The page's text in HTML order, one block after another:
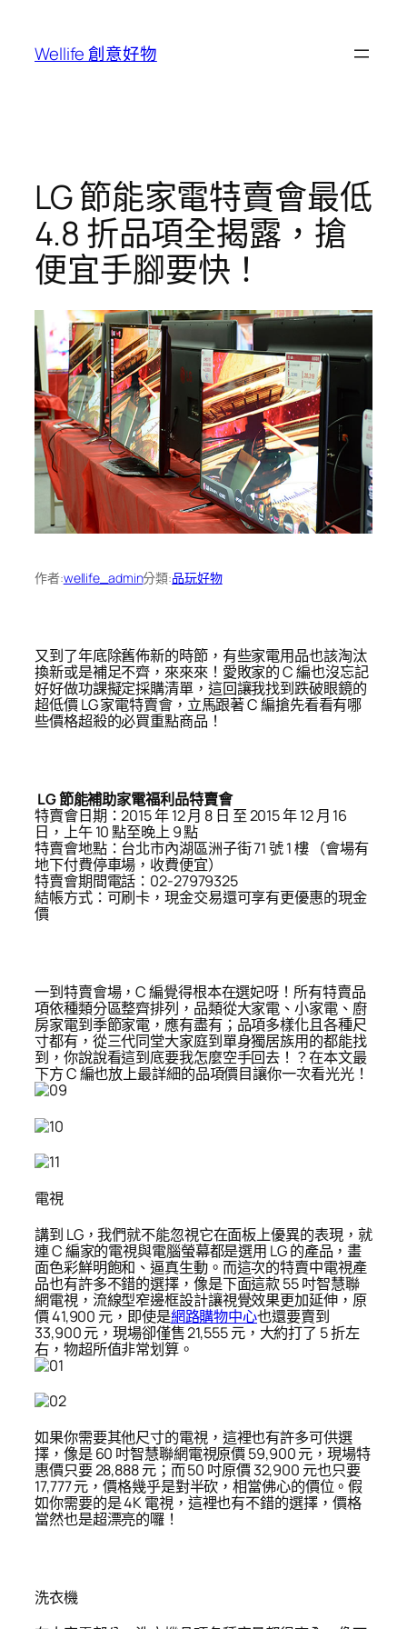
Wellife 創意好物
LG 節能家電特賣會最低
4.8 折品項全揭露，搶
便宜手腳要快！
作者:wellife_admin分類:品玩好物
又到了年底除舊佈新的時節，有些家電用品也該淘汰
換新或是補足不齊，來來來！愛敗家的 C 編也沒忘記
好好做功課擬定採購清單，這回讓我找到跌破眼鏡的
超低價 LG 家電特賣會，立馬跟著 C 編搶先看看有哪
些價格超殺的必買重點商品！
LG 節能補助家電福利品特賣會
特賣會日期：2015 年 12 月 8 日 至 2015 年 12 月 16
日，上午 10 點至晚上 9 點
特賣會地點：台北市內湖區洲子街 71 號 1 樓 （會場有
地下付費停車場，收費便宜）
特賣會期間電話：02-27979325
結帳方式：可刷卡，現金交易還可享有更優惠的現金
價
一到特賣會場，C 編覺得根本在選妃呀！所有特賣品
項依種類分區整齊排列，品類從大家電、小家電、廚
房家電到季節家電，應有盡有；品項多樣化且各種尺
寸都有，從三代同堂大家庭到單身獨居族用的都能找
到，你說說看這到底要我怎麼空手回去！？在本文最
下方 C 編也放上最詳細的品項價目讓你一次看光光！
電視
講到 LG，我們就不能忽視它在面板上優異的表現，就
連 C 編家的電視與電腦螢幕都是選用 LG 的產品，畫
面色彩鮮明飽和、逼真生動。而這次的特賣中電視產
品也有許多不錯的選擇，像是下面這款 55 吋智慧聯
網電視，流線型窄邊框設計讓視覺效果更加延伸，原
價 41,900 元，即使是網路購物中心也還要賣到
33,900 元，現場卻僅售 21,555 元，大約打了 5 折左
右，物超所值非常划算。
如果你需要其他尺寸的電視，這裡也有許多可供選
擇，像是 60 吋智慧聯網電視原價 59,900 元，現場特
惠價只要 28,888 元；而 50 吋原價 32,900 元也只要
17,777 元，價格幾乎是對半砍，相當佛心的價位。假
如你需要的是 4K 電視，這裡也有不錯的選擇，價格
當然也是超漂亮的囉！
洗衣機